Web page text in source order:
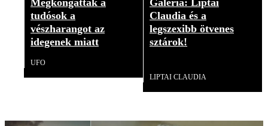
Megkongatták a
tudósok a
vészharangot az
idegenek miatt
UFO
Galéria: Liptai
Claudia és a
legszexibb ötvenes
sztárok!
LIPTAI CLAUDIA